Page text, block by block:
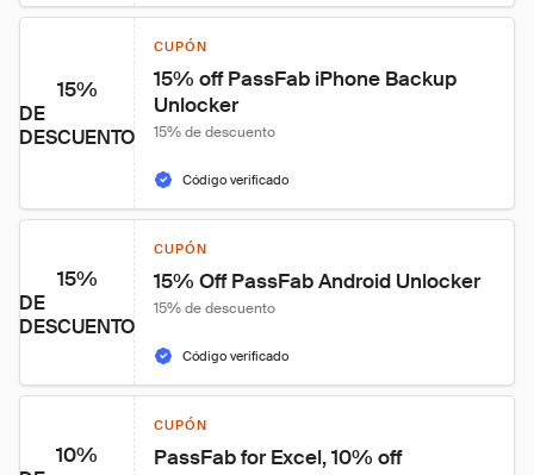
15%
DE
DESCUENTO
CUPÓN
15% off PassFab iPhone Backup
Unlocker
15% de descuento
Código verificado
15%
DE
DESCUENTO
CUPÓN
15% Off PassFab Android Unlocker
15% de descuento
Código verificado
10%
CUPÓN
PassFab for Excel, 10% off